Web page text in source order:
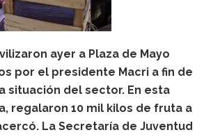
ayer a Plaza de Mayo
por el presidente Macri a fin de
situación del sector. En esta
regalaron 10 mil kilos de fruta a
La Secretaría de Juventud